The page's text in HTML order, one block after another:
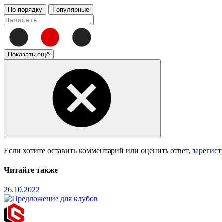
По порядку Популярные
Показать ещё
Если хотите оставить комментарий или оценить ответ,
Читайте также
26.10.2022